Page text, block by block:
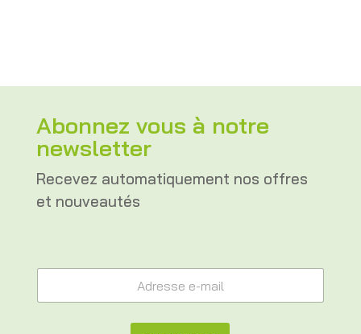
Abonnez vous à notre
newsletter
Recevez automatiquement nos offres
et nouveautés
A
r